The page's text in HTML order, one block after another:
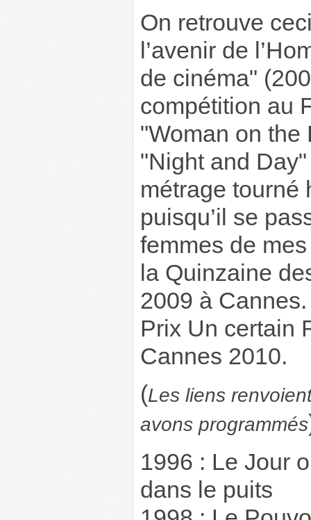
On retrouve
l’avenir de
de cinéma"
compétition au
"Woman on the
"Night and
métrage tourné
puisqu’il se
femmes de
la Quinzaine
2009 à
Prix Un certain
Cannes 2010.
(Les liens
avons programmés
1996 : Le Jour
dans le puits